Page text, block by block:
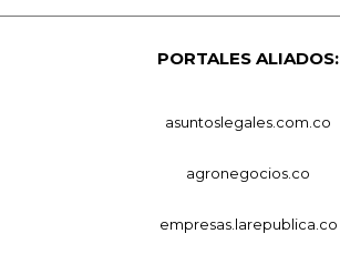
PORTALES ALIADOS:
asuntoslegales.com.co
agronegocios.co
empresas.larepublica.co